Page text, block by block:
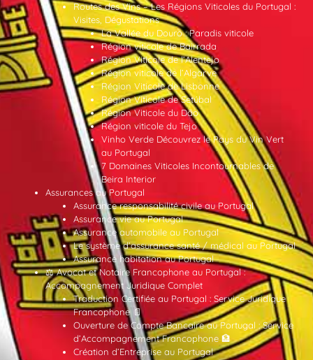
Routes des Vins – Les Régions Viticoles du Portugal :
Visites, Dégustations
La Vallée du Douro : Paradis viticole
Région viticole de Bairrada
Région Viticole de l’Alentejo
Région viticole de l’Algarve
Région Viticole de Lisbonne
Région Viticole de Setúbal
Région Viticole du Dão
Région viticole du Tejo
Vinho Verde Découvrez le Pays du Vin Vert
au Portugal
7 Domaines Viticoles Incontournables de
Beira Interior
Assurances au Portugal
Assurance responsabilité civile au Portugal
Assurance vie au Portugal
Assurance automobile au Portugal
Le système d’assurance santé / médical au Portugal
Assurance habitation au Portugal
⚖️ Avocat et Notaire Francophone au Portugal :
Accompagnement Juridique Complet
Traduction Certifiée au Portugal : Service Juridique
Francophone 📄
Ouverture de Compte Bancaire au Portugal : Service
d’Accompagnement Francophone 🏦
Création d’Entreprise au Portugal